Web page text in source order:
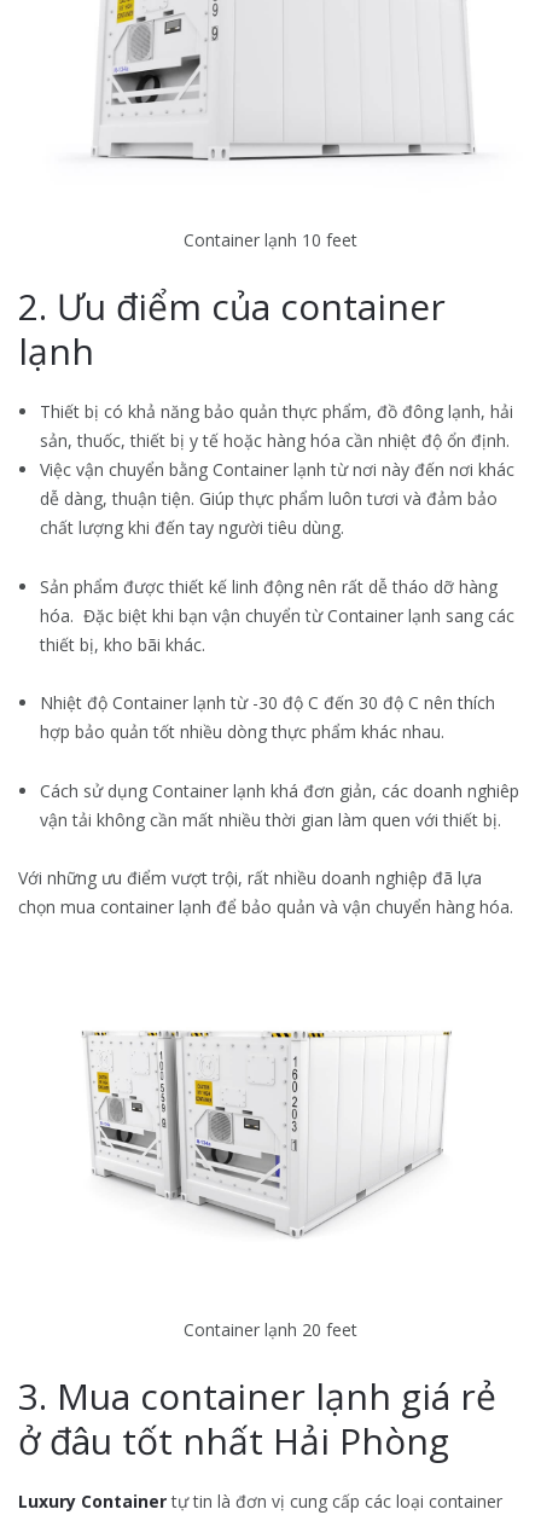
Container lạnh 10 feet
2. Ưu điểm của container
lạnh
Thiết bị có khả năng bảo quản thực phẩm, đồ đông lạnh, hải
sản, thuốc, thiết bị y tế hoặc hàng hóa cần nhiệt độ ổn định.
Việc vận chuyển bằng Container lạnh từ nơi này đến nơi khác
dễ dàng, thuận tiện. Giúp thực phẩm luôn tươi và đảm bảo
chất lượng khi đến tay người tiêu dùng.
Sản phẩm được thiết kế linh động nên rất dễ tháo dỡ hàng
hóa. Đặc biệt khi bạn vận chuyển từ Container lạnh sang các
thiết bị, kho bãi khác.
Nhiệt độ Container lạnh từ -30 độ C đến 30 độ C nên thích
hợp bảo quản tốt nhiều dòng thực phẩm khác nhau.
Cách sử dụng Container lạnh khá đơn giản, các doanh nghiêp
vận tải không cần mất nhiều thời gian làm quen với thiết bị.
Với những ưu điểm vượt trội, rất nhiều doanh nghiệp đã lựa
chọn mua container lạnh để bảo quản và vận chuyển hàng hóa.
Container lạnh 20 feet
3. Mua container lạnh giá rẻ
ở đâu tốt nhất Hải Phòng
Luxury Containertự tin là đơn vị cung cấp các loại container